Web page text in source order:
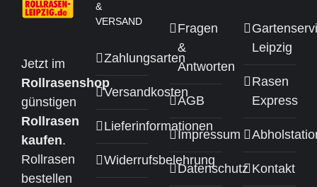
Jetzt im
Rollrasenshop
günstigen
Rollrasen
kaufen.
Rollrasen
bestellen
&
VERSAND
Zahlungsarten
Versandkosten
Lieferinformationen
Widerrufsbelehrung
Fragen
&
Antworten
AGB
Impressum
Datenschutz
Leipzig
Rasen
Express
Kontakt